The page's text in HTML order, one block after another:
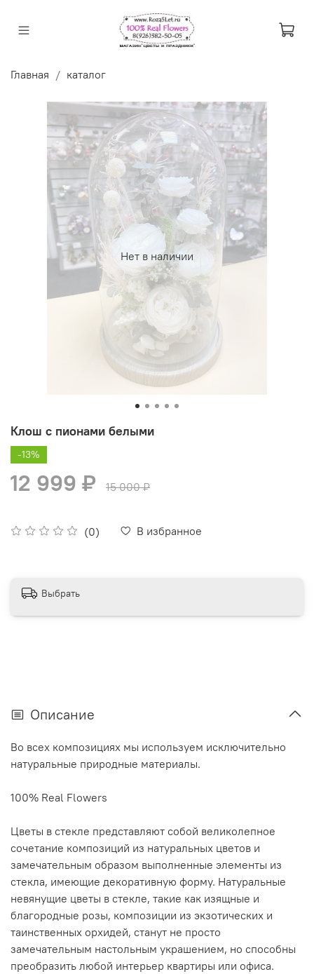
Главная каталог
Нет в наличии
Клош с пионами белыми
(0) В избранное
-13%
12 999 ₽ 15 000 ₽
Выбрать
Описание
Во всех композициях мы используем исключительно
натуральные природные материалы.
100% Real Flowers
Цветы в стекле представляют собой великолепное
сочетание композиций из натуральных цветов и
замечательным образом выполненные элементы из
стекла, имеющие декоративную форму. Натуральные
невянущие цветы в стекле, такие как изящные и
благородные розы, композиции из экзотических и
таинственных орхидей, станут не просто
замечательным настольным украшением, но способны
преобразить любой интерьер квартиры или офиса.